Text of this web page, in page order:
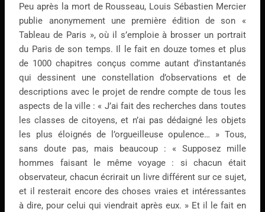
Peu après la mort de Rousseau, Louis Sébastien Mercier
publie anonymement une première édition de son «
Tableau de Paris », où il s’emploie à brosser un portrait
du Paris de son temps. Il le fait en douze tomes et plus
de 1000 chapitres conçus comme autant d’instantanés
qui dessinent une constellation d’observations et de
descriptions avec le projet de rendre compte de tous les
aspects de la ville : « J’ai fait des recherches dans toutes
les classes de citoyens, et n’ai pas dédaigné les objets
les plus éloignés de l’orgueilleuse opulence… » Tous,
sans doute pas, mais beaucoup : « Supposez mille
hommes faisant le même voyage : si chacun était
observateur, chacun écrirait un livre différent sur ce sujet,
et il resterait encore des choses vraies et intéressantes
à dire, pour celui qui viendrait après eux. » Et il le fait en